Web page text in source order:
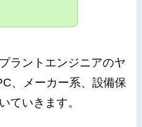
ラントエンジニアのヤ
、メーカー系、設備保
ていきます。